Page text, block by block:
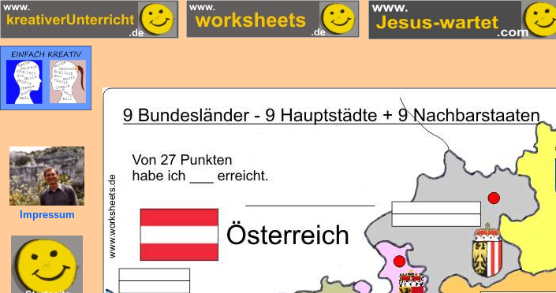
Impressum